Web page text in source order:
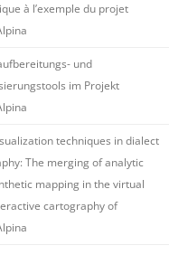
à l’exemple du projet
und
im Projekt
techniques in dialect
The merging of analytic
mapping in the virtual
cartography of